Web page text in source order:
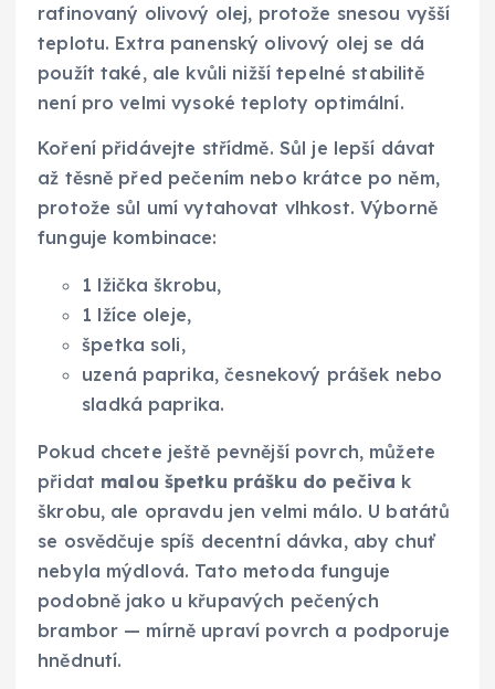
rafinovaný olivový olej, protože snesou vyšší
teplotu. Extra panenský olivový olej se dá
použít také, ale kvůli nižší tepelné stabilitě
není pro velmi vysoké teploty optimální.
Koření přidávejte střídmě. Sůl je lepší dávat
až těsně před pečením nebo krátce po něm,
protože sůl umí vytahovat vlhkost. Výborně
funguje kombinace:
1 lžička škrobu,
1 lžíce oleje,
špetka soli,
uzená paprika, česnekový prášek nebo
sladká paprika.
Pokud chcete ještě pevnější povrch, můžete
přidat malou špetku prášku do pečiva k
škrobu, ale opravdu jen velmi málo. U batátů
se osvědčuje spíš decentní dávka, aby chuť
nebyla mýdlová. Tato metoda funguje
podobně jako u křupavých pečených
brambor — mírně upraví povrch a podporuje
hnědnutí.